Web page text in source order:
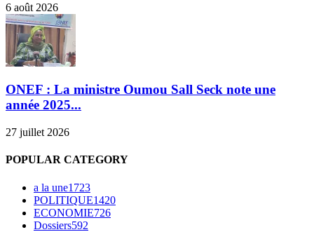
6 août 2026
ONEF : La ministre Oumou Sall Seck note une
année 2025...
27 juillet 2026
POPULAR CATEGORY
a la une1723
POLITIQUE1420
ECONOMIE726
Dossiers592